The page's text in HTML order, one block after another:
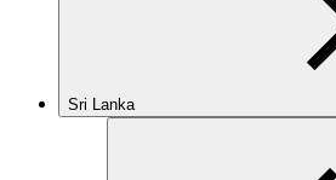
Sri Lanka